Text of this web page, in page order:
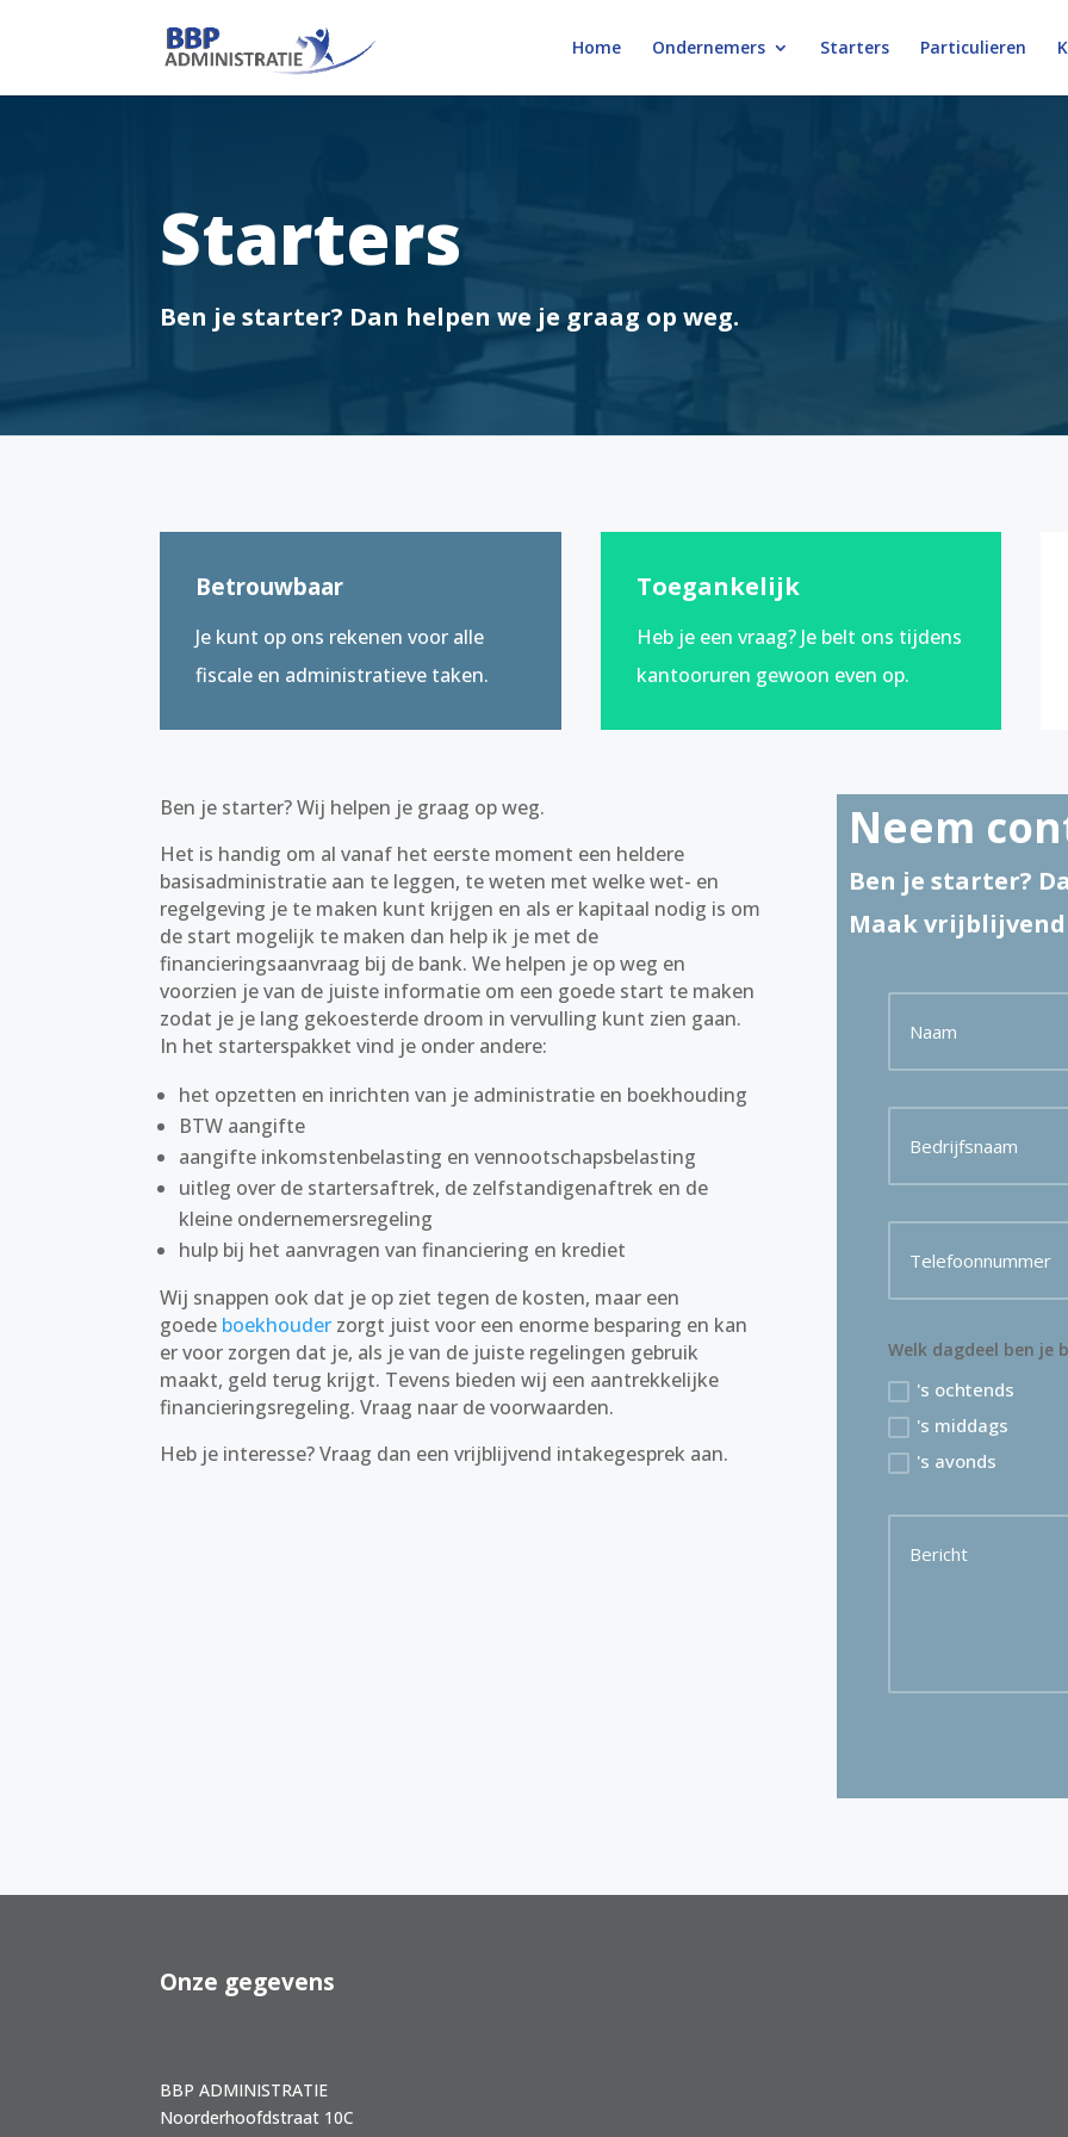
Home Ondernemers Starters Particulieren
Starters
Ben je starter? Dan helpen we je graag op weg.
Betrouwbaar
Je kunt op ons rekenen voor alle
fiscale en administratieve taken.
Toegankelijk
Heb je een vraag? Je belt ons tijdens
kantooruren gewoon even op.
Ben je starter? Wij helpen je graag op weg.
Het is handig om al vanaf het eerste moment een heldere
basisadministratie aan te leggen, te weten met welke wet- en
regelgeving je te maken kunt krijgen en als er kapitaal nodig is om
de start mogelijk te maken dan help ik je met de
financieringsaanvraag bij de bank. We helpen je op weg en
voorzien je van de juiste informatie om een goede start te maken
zodat je je lang gekoesterde droom in vervulling kunt zien gaan.
In het starterspakket vind je onder andere:
het opzetten en inrichten van je administratie en boekhouding
BTW aangifte
aangifte inkomstenbelasting en vennootschapsbelasting
uitleg over de startersaftrek, de zelfstandigenaftrek en de
kleine ondernemersregeling
hulp bij het aanvragen van financiering en krediet
Wij snappen ook dat je op ziet tegen de kosten, maar een
goede boekhouder zorgt juist voor een enorme besparing en kan
er voor zorgen dat je, als je van de juiste regelingen gebruik
maakt, geld terug krijgt. Tevens bieden wij een aantrekkelijke
financieringsregeling. Vraag naar de voorwaarden.
Heb je interesse? Vraag dan een vrijblijvend intakegesprek aan.
Neem
Ben je starter?
Maak
Welk dagdeel ben je
's ochtends
's middags
's avonds
Onze gegevens
BBP ADMINISTRATIE
Noorderhoofdstraat 10C